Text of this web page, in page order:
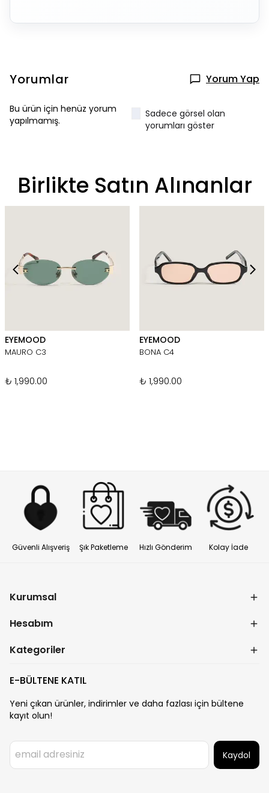
Yorumlar Yorum Yap
Bu ürün için henüz yorum
yapılmamış.
Sadece görsel olan
yorumları göster
Birlikte Satın Alınanlar
EYEMOOD
MAURO C3
₺ 1,990.00
EYEMOOD
BONA C4
₺ 1,990.00
Güvenli Alışveriş Şık Paketleme Hızlı Gönderim Kolay İade
Kurumsal
Hesabım
Kategoriler
E-BÜLTENE KATIL
Yeni çıkan ürünler, indirimler ve daha fazlası için bültene
kayıt olun!
Kaydol